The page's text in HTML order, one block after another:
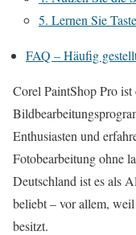
5. Lernen Sie
FAQ – Häufig
Corel PaintShop Pro ist
Enthusiasten und
Fotobearbeitung ohne
Deutschland ist es als
beliebt – vor allem,
besitzt.